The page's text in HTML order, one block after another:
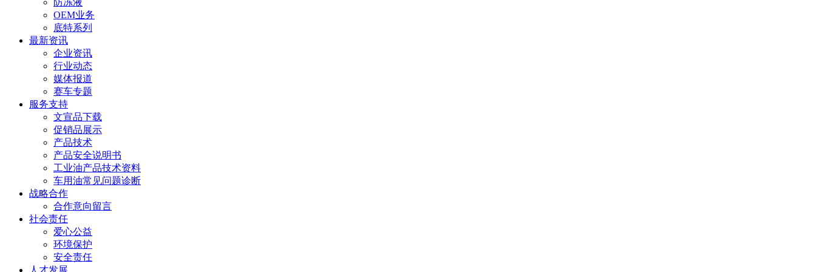
OEM业务
底特系列
最新资讯
企业资讯
行业动态
媒体报道
赛车专题
服务支持
文宣品下载
促销品展示
产品技术
产品安全说明书
工业油产品技术资料
车用油常见问题诊断
战略合作
合作意向留言
社会责任
爱心公益
环境保护
安全责任
人才发展